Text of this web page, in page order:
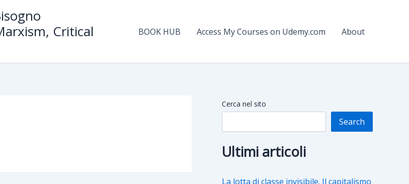
Critical
BOOK HUB Access My Courses on Udemy.com About
Cerca nel sito
Search
Ultimi articoli
La lotta di classe invisibile. Il capitalismo